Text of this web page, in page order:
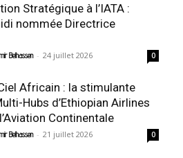
Stratégique à l’IATA :
nommée Directrice
Belhassen - 24 juillet 2026 0
Africain : la stimulante
Hubs d’Ethiopian Airlines
Continentale
Belhassen - 21 juillet 2026 0